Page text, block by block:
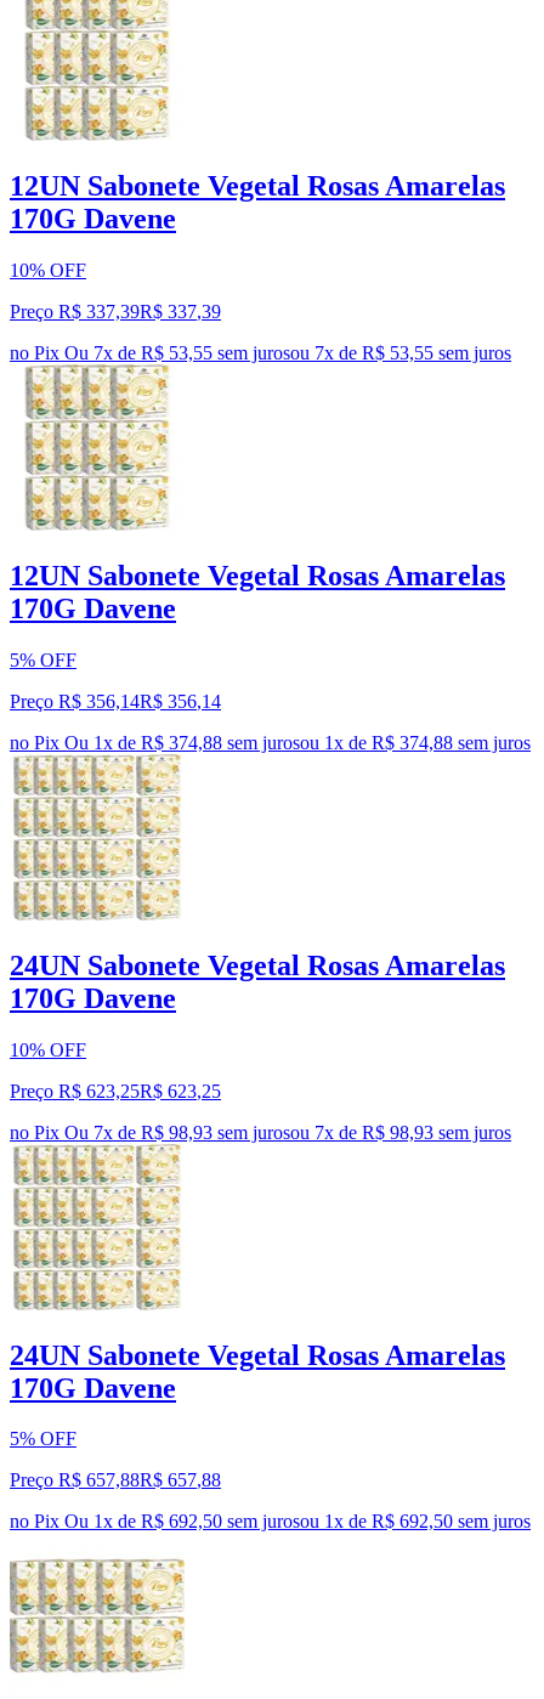
12UN Sabonete Vegetal Rosas Amarelas
170G Davene
10% OFF
Preço R$ 337,39R$ 337,39
no Pix Ou 7x de R$ 53,55 sem jurosou 7x de R$ 53,55 sem juros
12UN Sabonete Vegetal Rosas Amarelas
170G Davene
5% OFF
Preço R$ 356,14R$ 356,14
no Pix Ou 1x de R$ 374,88 sem jurosou 1x de R$ 374,88 sem juros
24UN Sabonete Vegetal Rosas Amarelas
170G Davene
10% OFF
Preço R$ 623,25R$ 623,25
no Pix Ou 7x de R$ 98,93 sem jurosou 7x de R$ 98,93 sem juros
24UN Sabonete Vegetal Rosas Amarelas
170G Davene
5% OFF
Preço R$ 657,88R$ 657,88
no Pix Ou 1x de R$ 692,50 sem jurosou 1x de R$ 692,50 sem juros